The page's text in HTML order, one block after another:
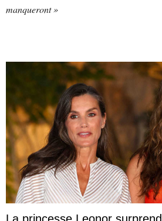
manqueront »